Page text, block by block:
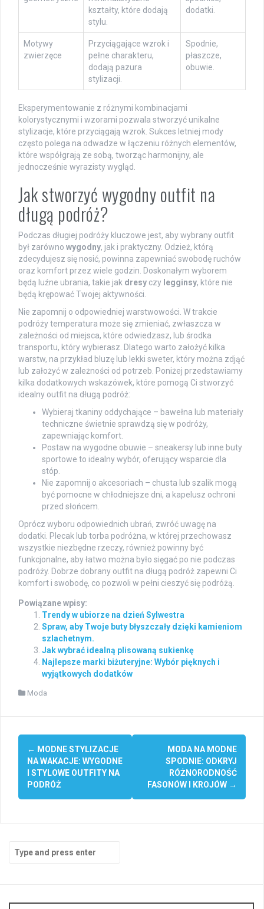
kształty, które dodają
stylu.
dodatki.
Motywy
zwierzęce
Przyciągające wzrok i
pełne charakteru,
dodają pazura
stylizacji.
Spodnie,
płaszcze,
obuwie.
Eksperymentowanie z różnymi kombinacjami
kolorystycznymi i wzorami pozwala stworzyć unikalne
stylizacje, które przyciągają wzrok. Sukces letniej mody
często polega na odwadze w łączeniu różnych elementów,
które współgrają ze sobą, tworząc harmonijny, ale
jednocześnie wyrazisty wygląd.
Jak stworzyć wygodny outfit na
długą podróż?
Podczas długiej podróży kluczowe jest, aby wybrany outfit
był zarówno wygodny, jak i praktyczny. Odzież, którą
zdecydujesz się nosić, powinna zapewniać swobodę ruchów
oraz komfort przez wiele godzin. Doskonałym wyborem
będą luźne ubrania, takie jak dresy czy legginsy, które nie
będą krępować Twojej aktywności.
Nie zapomnij o odpowiedniej warstwowości. W trakcie
podróży temperatura może się zmieniać, zwłaszcza w
zależności od miejsca, które odwiedzasz, lub środka
transportu, który wybierasz. Dlatego warto założyć kilka
warstw, na przykład bluzę lub lekki sweter, który można zdjąć
lub założyć w zależności od potrzeb. Poniżej przedstawiamy
kilka dodatkowych wskazówek, które pomogą Ci stworzyć
idealny outfit na długą podróż:
Wybieraj tkaniny oddychające – bawełna lub materiały
techniczne świetnie sprawdzą się w podróży,
zapewniając komfort.
Postaw na wygodne obuwie – sneakersy lub inne buty
sportowe to idealny wybór, oferujący wsparcie dla
stóp.
Nie zapomnij o akcesoriach – chusta lub szalik mogą
być pomocne w chłodniejsze dni, a kapelusz ochroni
przed słońcem.
Oprócz wyboru odpowiednich ubrań, zwróć uwagę na
dodatki. Plecak lub torba podróżna, w której przechowasz
wszystkie niezbędne rzeczy, również powinny być
funkcjonalne, aby łatwo można było sięgać po nie podczas
podróży. Dobrze dobrany outfit na długą podróż zapewni Ci
komfort i swobodę, co pozwoli w pełni cieszyć się podróżą.
Powiązane wpisy:
Trendy w ubiorze na dzień Sylwestra
Spraw, aby Twoje buty błyszczały dzięki kamieniom
szlachetnym.
Jak wybrać idealną plisowaną sukienkę
Najlepsze marki biżuteryjne: Wybór pięknych i
wyjątkowych dodatków
Moda
Post
navigation
← MODNE STYLIZACJE
NA WAKACJE: WYGODNE
I STYLOWE OUTFITY NA
PODRÓŻ
MODA NA MODNE
SPODNIE: ODKRYJ
RÓŻNORODNOŚĆ
FASONÓW I KROJÓW →
Search
for: